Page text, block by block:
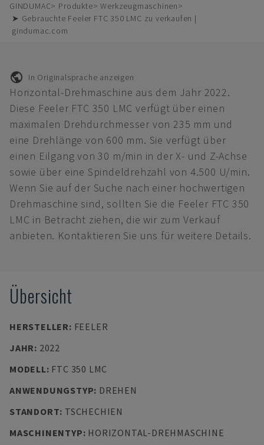
GINDUMAC Produkte
Werkzeugmaschinen
➤ Gebrauchte Feeler FTC 350 LMC zu verkaufen |
gindumac.com
In Originalsprache anzeigen
Horizontal-Drehmaschine aus dem Jahr 2022.
Diese Feeler FTC 350 LMC verfügt über einen
maximalen Drehdurchmesser von 235 mm und
eine Drehlänge von 600 mm. Sie verfügt über
einen Eilgang von 30 m/min in der X- und Z-Achse
sowie über eine Spindeldrehzahl von 4.500 U/min.
Wenn Sie auf der Suche nach einer hochwertigen
Drehmaschine sind, sollten Sie die Feeler FTC 350
LMC in Betracht ziehen, die wir zum Verkauf
anbieten. Kontaktieren Sie uns für weitere Details.
Übersicht
HERSTELLER: FEELER
JAHR: 2022
MODELL: FTC 350 LMC
ANWENDUNGSTYP: DREHEN
STANDORT: TSCHECHIEN
MASCHINENTYP: HORIZONTAL-DREHMASCHINE